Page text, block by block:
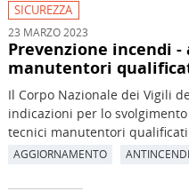
SICUREZZA
23 MARZO 2023
Prevenzione incendi
manutentori
Il Corpo Nazionale dei Vigili
indicazioni per lo
tecnici manutentori
AGGIORNAMENTO